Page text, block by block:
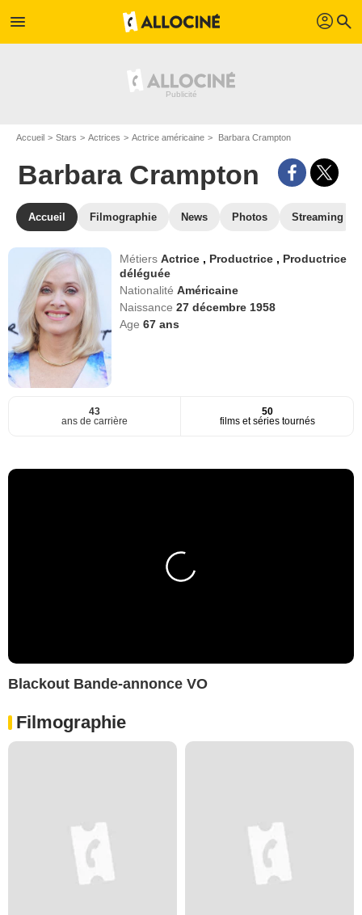
menu profil search
Accueil Stars Actrices Actrice américaine Barbara Crampton
Barbara Crampton
Accueil Filmographie News Photos Streaming
MétiersActrice , Productrice , Productrice
déléguée
NationalitéAméricaine
Naissance27 décembre 1958
Age67 ans
43
ans de carrière
50
films et séries tournés
Blackout Bande-annonce VO
Filmographie